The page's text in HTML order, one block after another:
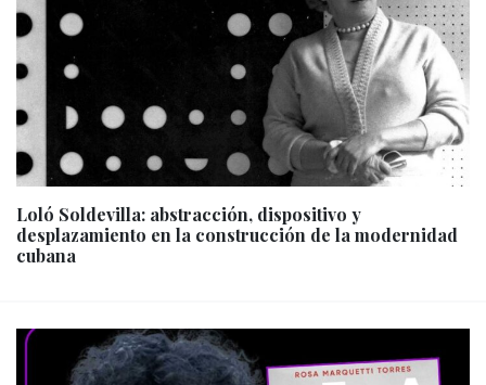
Loló Soldevilla: abstracción, dispositivo y
desplazamiento en la construcción de la modernidad
cubana